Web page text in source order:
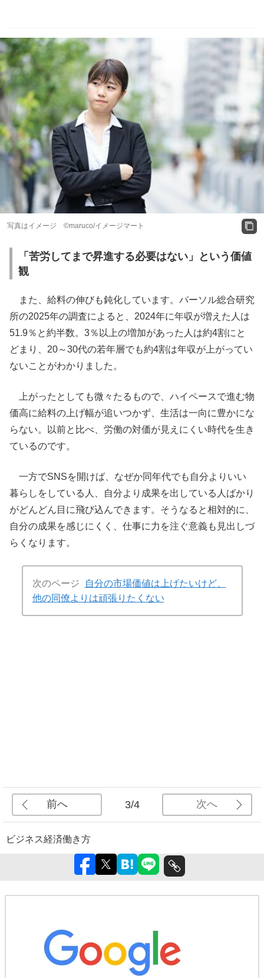
写真はイメージ ©maruco/イメージマート
「苦労してまで昇進する必要はない」という価値
観
また、給料の伸びも鈍化しています。パーソル総合研究
所の2025年の調査によると、2024年に年収が増えた人は
51.9％と約半数。3％以上の増加があった人は約4割にと
どまり、20～30代の若年層でも約4割は年収が上がってい
ないことがわかりました。
上がったとしても微々たるもので、ハイペースで進む物
価高に給料の上げ幅が追いつかず、生活は一向に豊かにな
らない。以前と比べ、労働の対価が見えにくい時代を生き
ているのです。
一方でSNSを開けば、なぜか同年代でも自分よりいい
暮らしをしている人、自分より成果を出している人ばかり
がどんどん目に飛び込んできます。そうなると相対的に、
自分の成果を感じにくく、仕事に力を注ぐ意義も見出しづ
らくなります。
次のページ
自分の市場価値は上げたいけど、
他の同僚よりは頑張りたくない
前へ 3/4 次へ
ビジネス経済働き方